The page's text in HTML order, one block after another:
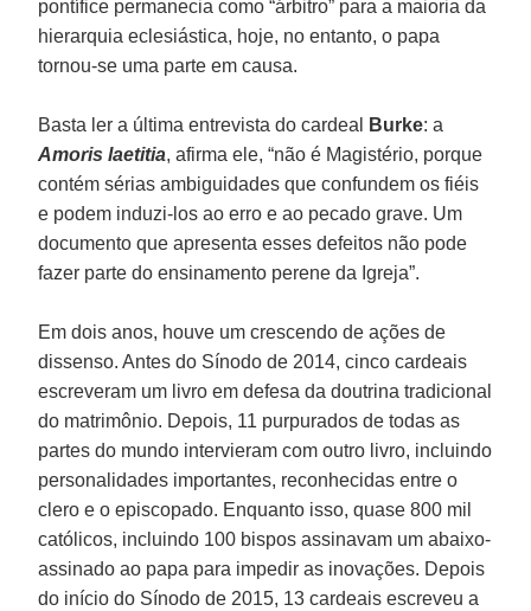
pontífice permanecia como “árbitro” para a maioria da
hierarquia eclesiástica, hoje, no entanto, o papa
tornou-se uma parte em causa.
Basta ler a última entrevista do cardeal Burke: a
Amoris laetitia, afirma ele, “não é Magistério, porque
contém sérias ambiguidades que confundem os fiéis
e podem induzi-los ao erro e ao pecado grave. Um
documento que apresenta esses defeitos não pode
fazer parte do ensinamento perene da Igreja”.
Em dois anos, houve um crescendo de ações de
dissenso. Antes do Sínodo de 2014, cinco cardeais
escreveram um livro em defesa da doutrina tradicional
do matrimônio. Depois, 11 purpurados de todas as
partes do mundo intervieram com outro livro, incluindo
personalidades importantes, reconhecidas entre o
clero e o episcopado. Enquanto isso, quase 800 mil
católicos, incluindo 100 bispos assinavam um abaixo-
assinado ao papa para impedir as inovações. Depois
do início do Sínodo de 2015, 13 cardeais escreveu a